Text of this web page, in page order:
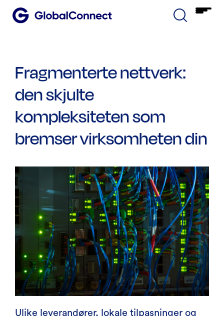
Fragmenterte nettverk:
den skjulte
kompleksiteten som
bremser virksomheten din
Ulike leverandører, lokale tilpasninger og